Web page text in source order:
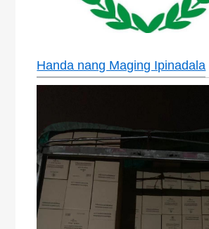
Handa nang Maging Ipinadala